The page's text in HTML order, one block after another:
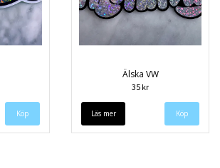
Älska VW
35 kr
Läs mer